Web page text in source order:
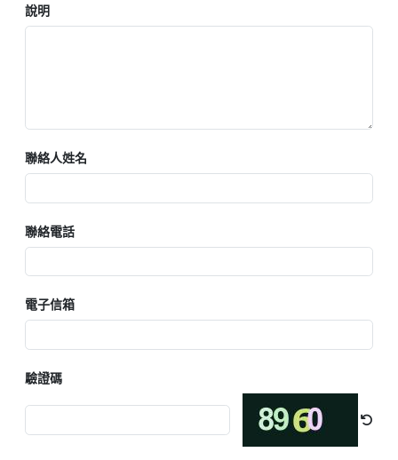
說明
聯絡人姓名
聯絡電話
電子信箱
驗證碼